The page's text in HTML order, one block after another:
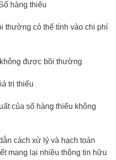
thiếu
thường có thể tính vào chi phí
được bồi thường
thiếu
số hàng thiếu không
cách xử lý và hạch toán
mang lại nhiều thông tin hữu